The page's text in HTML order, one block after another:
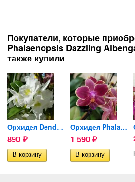
Покупатели, которые
Phalaenopsis Dazzling
также купили
Орхидея Dendrobium Spring...
890 ₽
Орхидея Phalaenopsis,...
1 590 ₽